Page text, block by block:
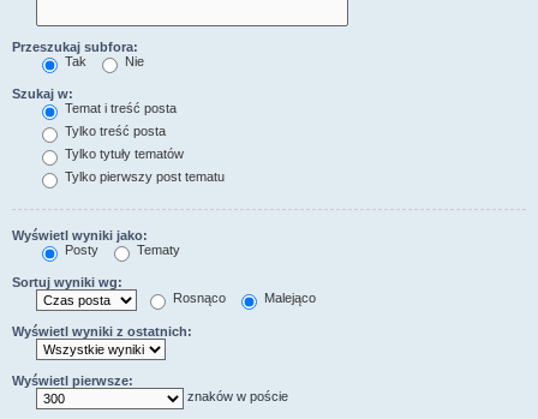
Przeszukaj subfora:
Tak
Nie
Szukaj w:
Temat i treść posta
Tylko treść posta
Tylko tytuły tematów
Tylko pierwszy post tematu
Wyświetl wyniki jako:
Posty
Tematy
Sortuj wyniki wg:
Rosnąco
Malejąco
Wyświetl wyniki z ostatnich:
Wyświetl pierwsze:
znaków w poście